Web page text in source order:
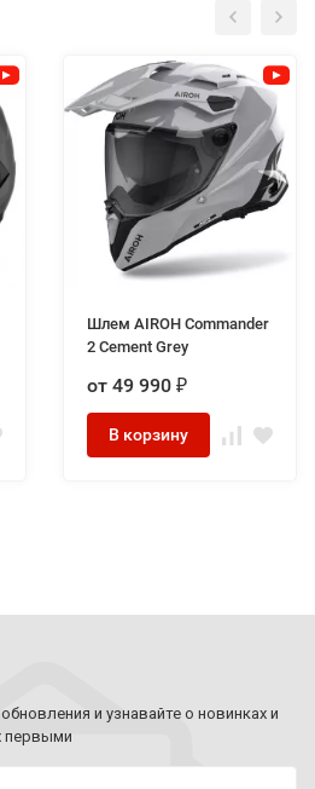
Шлем AIROH Commander
2 Cement Grey
от 49 990 ₽
В корзину
и узнавайте о новинках и
первыми